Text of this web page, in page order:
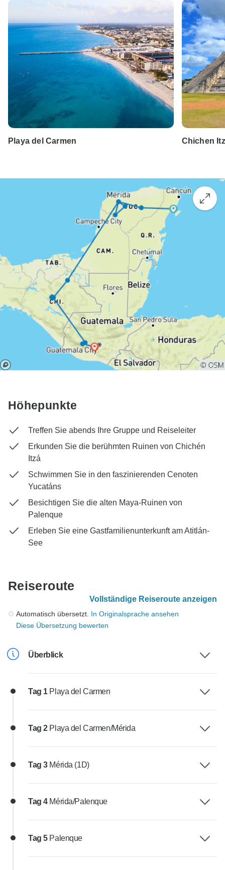
Playa del Carmen Chichen
Höhepunkte
Treffen Sie abends Ihre Gruppe und Reiseleiter
Erkunden Sie die berühmten Ruinen von Chichén
Itzá
Schwimmen Sie in den faszinierenden Cenoten
Yucatáns
Besichtigen Sie die alten Maya-Ruinen von
Palenque
Erleben Sie eine Gastfamilienunterkunft am Atitlán-
See
Reiseroute
Vollständige Reiseroute anzeigen
Automatisch übersetzt. In Originalsprache ansehen
Diese Übersetzung bewerten
Überblick
Tag 1 Playa del Carmen
Tag 2 Playa del Carmen/Mérida
Tag 3 Mérida (1D)
Tag 4 Mérida/Palenque
Tag 5 Palenque